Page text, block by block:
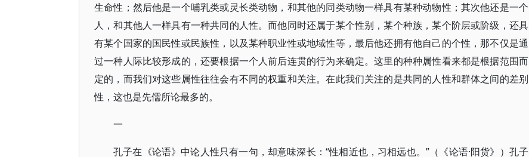
生命性；然后他是一个哺乳类或灵长类动物，和其他的同类动物一样具有某种动物性；其次他还是一个
人，和其他人一样具有一种共同的人性。而他同时还属于某个性别，某个种族，某个阶层或阶级，还具
有某个国家的国民性或民族性，以及某种职业性或地域性等，最后他还拥有他自己的个性，那不仅是通
过一种人际比较形成的，还要根据一个人前后连贯的行为来确定。这里的种种属性看来都是根据范围而
定的，而我们对这些属性往往会有不同的权重和关注。在此我们关注的是共同的人性和群体之间的差别
性，这也是先儒所论最多的。
一
孔子在《论语》中论人性只有一句，却意味深长：“性相近也，习相远也。”（《论语·阳货》）孔子